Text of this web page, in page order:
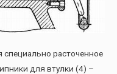
специально расточенное
для втулки (4) –